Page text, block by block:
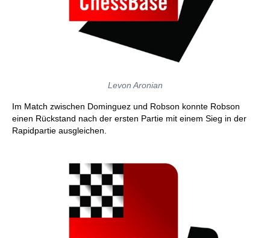
Levon Aronian
Im Match zwischen Dominguez und Robson konnte Robson
einen Rückstand nach der ersten Partie mit einem Sieg in der
Rapidpartie ausgleichen.